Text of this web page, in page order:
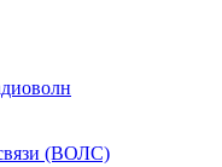
(ВОЛС)